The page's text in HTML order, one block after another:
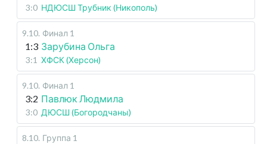
3:0 НДЮСШ Трубник (Никополь)
9.10. Финал 1
1:3 Зарубина Ольга
3:1 ХФСК (Херсон)
9.10. Финал 1
3:2 Павлюк Людмила
3:0 ДЮСШ (Богородчаны)
8.10. Группа 1